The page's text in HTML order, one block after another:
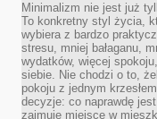
Minimalizm nie jest już
To konkretny styl życia,
wybiera z bardzo
stresu, mniej bałaganu,
wydatków, więcej
siebie. Nie chodzi o to,
pokoju z jednym
decyzje: co naprawdę
zajmuje miejsce w